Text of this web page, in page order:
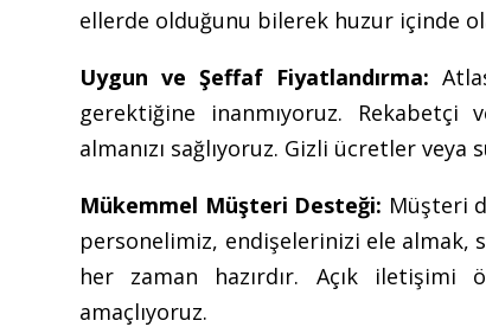
ellerde olduğunu bilerek huzur içinde
Uygun ve Şeffaf Fiyatlandırma:
gerektiğine inanmıyoruz. Rekabetçi
almanızı sağlıyoruz. Gizli ücretler
Mükemmel Müşteri Desteği: Müşteri
personelimiz, endişelerinizi ele almak,
her zaman hazırdır. Açık
amaçlıyoruz.